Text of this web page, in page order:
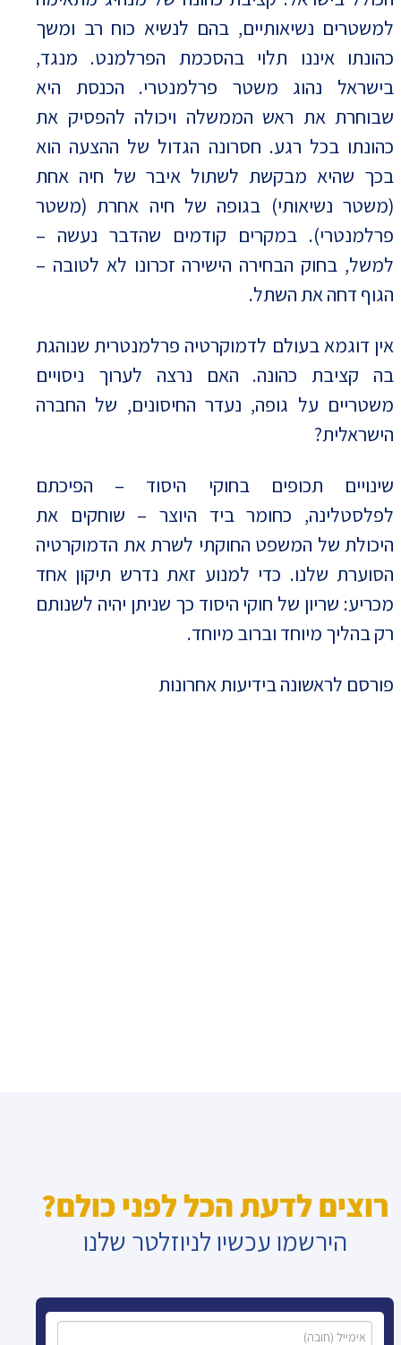
למשטרים נשיאותיים, בהם לנשיא כוח רב ומשך
כהונתו איננו תלוי בהסכמת הפרלמנט. מנגד,
בישראל נהוג משטר פרלמנטרי. הכנסת היא
שבוחרת את ראש הממשלה ויכולה להפסיק את
כהונתו בכל רגע. חסרונה הגדול של ההצעה הוא
בכך שהיא מבקשת לשתול איבר של חיה אחת
(משטר נשיאותי) בגופה של חיה אחרת (משטר
פרלמנטרי). במקרים קודמים שהדבר נעשה –
למשל, בחוק הבחירה הישירה זכרונו לא לטובה –
הגוף דחה את השתל.
אין דוגמא בעולם לדמוקרטיה פרלמנטרית שנוהגת
בה קציבת כהונה. האם נרצה לערוך ניסויים
משטריים על גופה, נעדר החיסונים, של החברה
הישראלית?
שינויים תכופים בחוקי היסוד – הפיכתם
לפלסטלינה, כחומר ביד היוצר – שוחקים את
היכולת של המשפט החוקתי לשרת את הדמוקרטיה
הסוערת שלנו. כדי למנוע זאת נדרש תיקון אחד
מכריע: שריון של חוקי היסוד כך שניתן יהיה לשנותם
רק בהליך מיוחד וברוב מיוחד.
פורסם לראשונה בידיעות אחרונות
רוצים לדעת הכל לפני כולם?
הירשמו עכשיו לניוזלטר שלנו